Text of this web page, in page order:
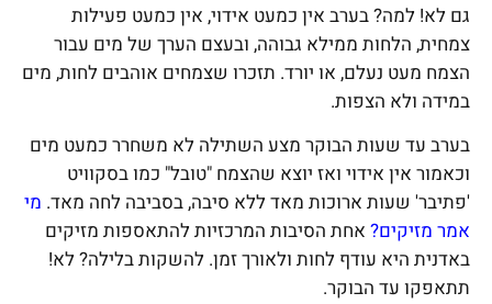
גם לא! למה? בערב אין כמעט אידוי, אין כמעט פעילות
צמחית, הלחות ממילא גבוהה, ובעצם הערך של מים עבור
הצמח מעט נעלם, או יורד. תזכרו שצמחים אוהבים לחות, מים
במידה ולא הצפות.
בערב עד שעות הבוקר מצע השתילה לא משחרר כמעט מים
וכאמור אין אידוי ואז יוצא שהצמח "טובל" כמו בסקוויט
'פתיבר' שעות ארוכות מאד ללא סיבה, בסביבה לחה מאד. מי
אמר מזיקים? אחת הסיבות המרכזיות להתאספות מזיקים
באדנית היא עודף לחות ולאורך זמן. להשקות בלילה? לא!
תתאפקו עד הבוקר.